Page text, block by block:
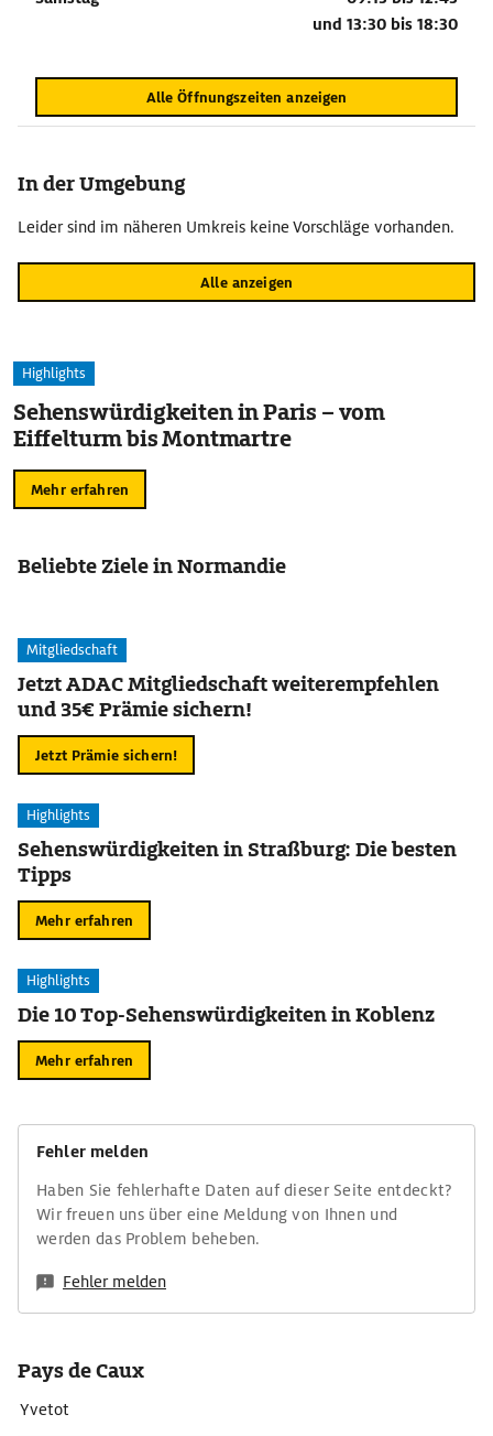
und 13:30 bis 18:30
Alle Öffnungszeiten anzeigen
In der Umgebung
Leider sind im näheren Umkreis keine Vorschläge vorhanden.
Alle anzeigen
Highlights
Sehenswürdigkeiten in Paris – vom
Eiffelturm bis Montmartre
Mehr erfahren
Beliebte Ziele in Normandie
Mitgliedschaft
Jetzt ADAC Mitgliedschaft weiterempfehlen
und 35€ Prämie sichern!
Jetzt Prämie sichern!
Highlights
Sehenswürdigkeiten in Straßburg: Die besten
Tipps
Mehr erfahren
Highlights
Die 10 Top-Sehenswürdigkeiten in Koblenz
Mehr erfahren
Fehler melden
Haben Sie fehlerhafte Daten auf dieser Seite entdeckt?
Wir freuen uns über eine Meldung von Ihnen und
werden das Problem beheben.
Fehler melden
Pays de Caux
Yvetot